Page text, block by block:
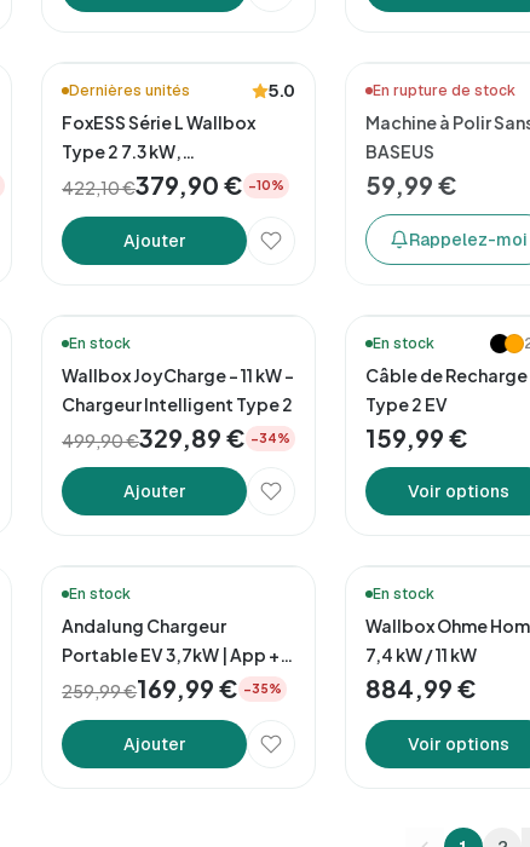
Dernières unités
5.0
FoxESS Série L Wallbox
Type 2 7.3 kW,
Application/WiFi/Bluetooth
422,10 €379,90 € −10%
Ajouter
En rupture de stock
Machine à Polir
BASEUS
59,99 €
Rappelez-moi
En stock
Wallbox JoyCharge – 11 kW –
Chargeur Intelligent Type 2
499,90 €329,89 € −34%
Ajouter
En stock
Câble de Recharge
Type 2 EV
159,99 €
Voir options
En stock
Andalung Chargeur
Portable EV 3,7kW | App +
Câble 7m
259,99 €169,99 € −35%
Ajouter
En stock
Wallbox Ohme
7,4 kW / 11 kW
884,99 €
Voir options